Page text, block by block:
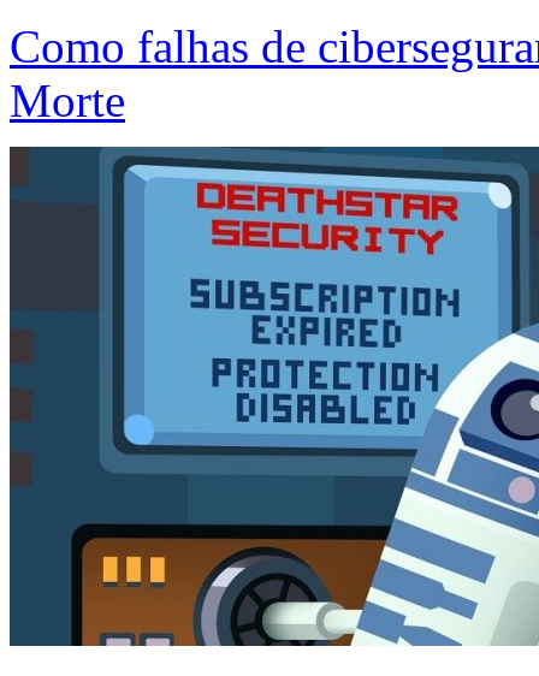
Como falhas de
Morte